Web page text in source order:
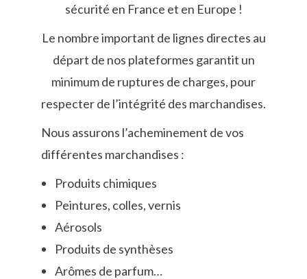
sécurité en France et en Europe !
Le nombre important de lignes directes au
départ de nos plateformes garantit un
minimum de ruptures de charges, pour
respecter de l’intégrité des marchandises.
Nous assurons l’acheminement de vos
différentes marchandises :
Produits chimiques
Peintures, colles, vernis
Aérosols
Produits de synthèses
Arômes de parfum…